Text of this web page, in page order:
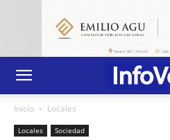
Inicio Locales
Locales Sociedad